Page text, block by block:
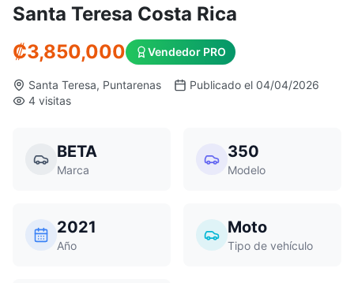
Santa Teresa Costa Rica
₡3,850,000 Vendedor PRO
Santa Teresa, Puntarenas
Publicado el 04/04/2026
4 visitas
BETA
Marca
350
Modelo
2021
Año
Moto
Tipo de vehículo